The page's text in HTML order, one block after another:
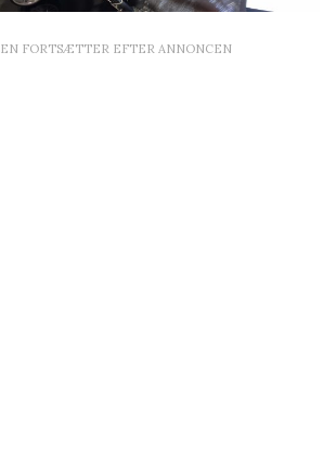
FORTSÆTTER EFTER ANNONCEN